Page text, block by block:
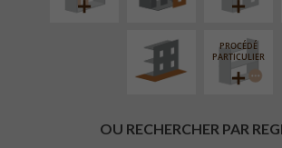
PROCÉDÉ
PARTICULIER
OU RECHERCHER PAR